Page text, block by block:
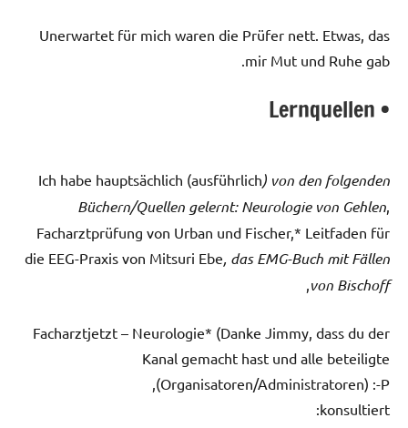
Unerwartet für mich waren die Prüfer nett. Etwas, das
mir Mut und Ruhe gab.
• Lernquellen
Ich habe hauptsächlich (ausführlich) von den folgenden
Büchern/Quellen gelernt: Neurologie von Gehlen
Facharztprüfung von Urban und Fischer,* Leitfaden für
die EEG-Praxis von Mitsuri Ebe, das EMG-Buch mit Fällen
von Bischoff
Facharztjetzt – Neurologie* (Danke Jimmy, dass du der
Kanal gemacht hast und alle beteiligte
(Organisatoren/Administratoren) :-P,
konsultiert: